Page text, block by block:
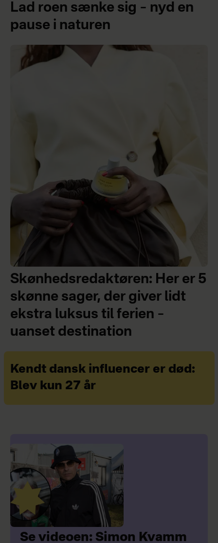
Lad roen sænke sig – nyd en
pause i naturen
Skønhedsredaktøren: Her er 5
skønne sager, der giver lidt
ekstra luksus til ferien –
uanset destination
Kendt dansk influencer er død:
Blev kun 27 år
Se videoen: Simon Kvamm